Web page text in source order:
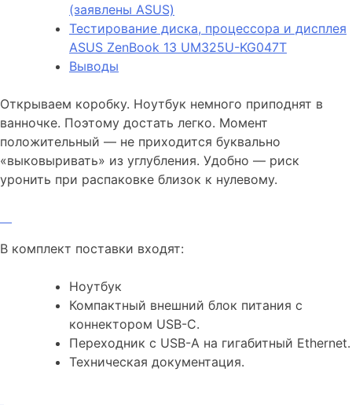
(заявлены ASUS)
Тестирование диска, процессора и дисплея
ASUS ZenBook 13 UM325U-KG047T
Выводы
Открываем коробку. Ноутбук немного приподнят в
ванночке. Поэтому достать легко. Момент
положительный — не приходится буквально
«выковыривать» из углубления. Удобно — риск
уронить при распаковке близок к нулевому.
В комплект поставки входят:
Ноутбук
Компактный внешний блок питания с
коннектором USB-C.
Переходник с USB-A на гигабитный Ethernet.
Техническая документация.